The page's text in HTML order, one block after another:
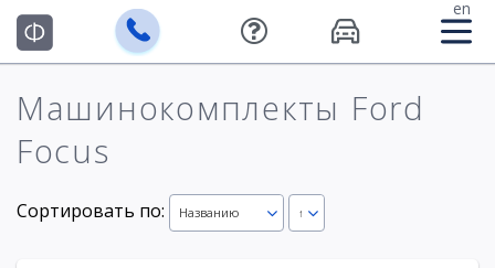
en
Машинокомплекты Ford
Focus
Сортировать по: Названию ↑